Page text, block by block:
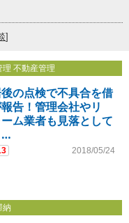
]
理 不動産管理
の点検で不具合を借
告！管理会社やリ
ム業者も見落として
…
2018/05/24
納